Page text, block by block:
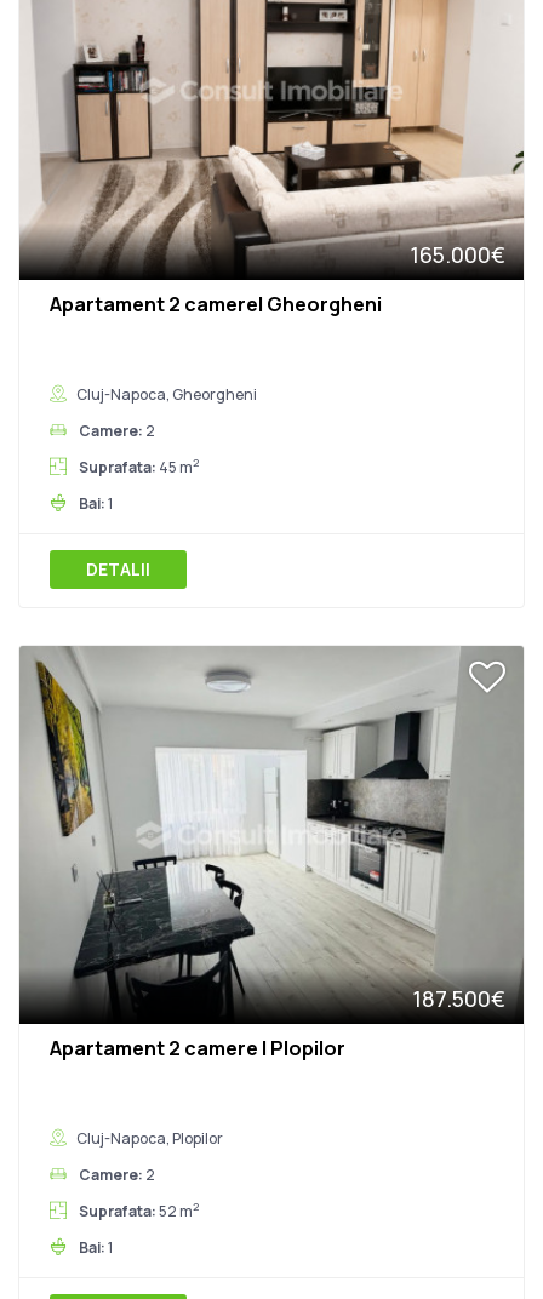
165.000€
Apartament 2 camere| Gheorgheni
Cluj-Napoca, Gheorgheni
Camere: 2
Suprafata: 45 m2
Bai:1
DETALII
187.500€
Apartament 2 camere | Plopilor
Cluj-Napoca, Plopilor
Camere: 2
Suprafata:52 m2
Bai:1